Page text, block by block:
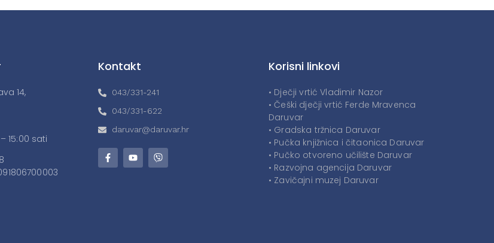
14,
15:00 sati
Kontakt
043/331-241
043/331-622
daruvar@daruvar.hr
Korisni linkovi
• Dječji vrtić Vladimir Nazor
• Češki dječji vrtić Ferde Mravenca
Daruvar
• Gradska tržnica Daruvar
• Pučka knjižnica i čitaonica Daruvar
• Pučko otvoreno učilište Daruvar
• Razvojna agencija Daruvar
• Zavičajni muzej Daruvar